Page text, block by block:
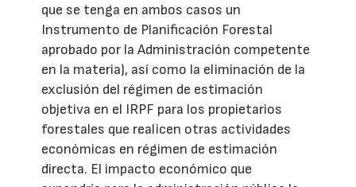
que se tenga en ambos casos un
Instrumento de Planificación Forestal
aprobado por la Administración competente
en la materia), así como la eliminación de la
exclusión del régimen de estimación
objetiva en el IRPF para los propietarios
forestales que realicen otras actividades
económicas en régimen de estimación
directa. El impacto económico que